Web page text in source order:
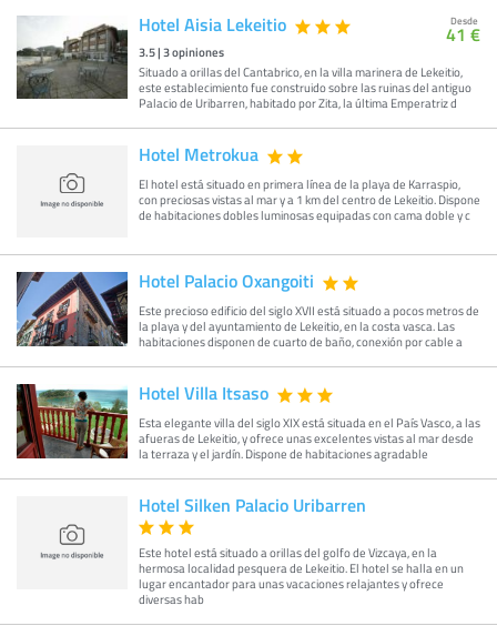
Hotel Aisia Lekeitio
3.5|3opiniones
Situado a orillas del Cantabrico, en la villa marinera de Lekeitio,
este establecimiento fue construido sobre las ruinas del antiguo
Palacio de Uribarren, habitado por Zita, la última Emperatriz d
Desde
41 €
Hotel Metrokua
El hotel está situado en primera línea de la playa de Karraspio,
con preciosas vistas al mar y a 1 km del centro de Lekeitio. Dispone
de habitaciones dobles luminosas equipadas con cama doble y c
Hotel Palacio Oxangoiti
Este precioso edificio del siglo XVII está situado a pocos metros de
la playa y del ayuntamiento de Lekeitio, en la costa vasca. Las
habitaciones disponen de cuarto de baño, conexión por cable a
Hotel Villa Itsaso
Esta elegante villa del siglo XIX está situada en el País Vasco, a las
afueras de Lekeitio, y ofrece unas excelentes vistas al mar desde
la terraza y el jardín. Dispone de habitaciones agradable
Hotel Silken Palacio Uribarren
Este hotel está situado a orillas del golfo de Vizcaya, en la
hermosa localidad pesquera de Lekeitio. El hotel se halla en un
lugar encantador para unas vacaciones relajantes y ofrece
diversas hab